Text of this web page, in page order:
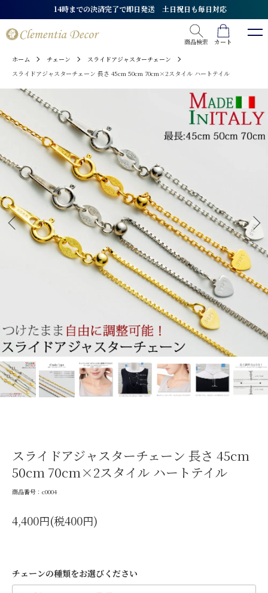
14時までの決済完了で即日発送 土日祝日も毎日対応
商品検索
カート
ホーム
チェーン
スライドアジャスターチェーン
スライドアジャスターチェーン 長さ 45cm 50cm 70cm×2スタイル ハートテイル
スライドアジャスターチェーン 長さ 45cm
50cm 70cm×2スタイル ハートテイル
商品番号：c0004
4,400円(税400円)
チェーンの種類をお選びください